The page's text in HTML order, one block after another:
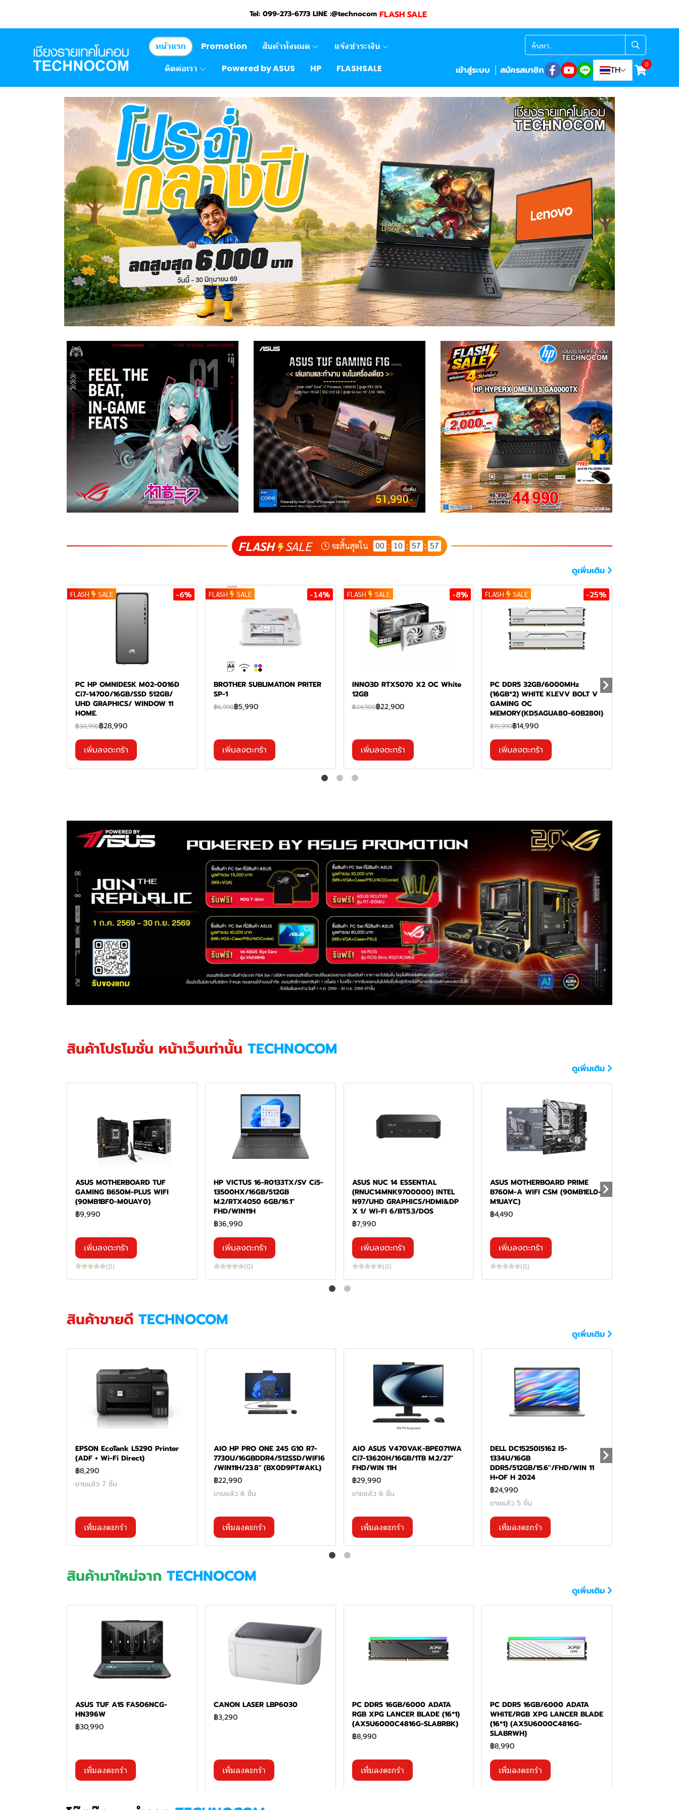
Tel: 099-273-6773 LINE :@technocom FLASH SALE
หน้าแรก Promotion สินค้าทั้งหมด
แจ้งชำระเงิน
ติดต่อเรา
Powered by ASUS HP FLASHSALE เข้าสู่ระบบ สมัครสมาชิก TH 0
FLASH SALE จะสิ้นสุดใน 00 : 10 : 57 : 56
ดูเพิ่มเติม
FLASH SALE -6%
PC HP OMNIDESK M02-0016D
Ci7-14700/16GB/SSD 512GB/
UHD GRAPHICS/ WINDOW 11
HOME.
฿30,990฿28,990
เพิ่มลงตะกร้า
FLASH SALE -14%
BROTHER SUBLIMATION PRITER
SP-1
฿6,990฿5,990
เพิ่มลงตะกร้า
FLASH SALE -8%
INNO3D RTX5070 X2 OC White
12GB
฿24,900฿22,900
เพิ่มลงตะกร้า
FLASH SALE -25%
PC DDR5 32GB/6000MHz
(16GB*2) WHITE KLEVV BOLT V
GAMING OC
MEMORY(KD5AGUA80-60B280I)
฿19,990฿14,990
เพิ่มลงตะกร้า
สินค้าโปรโมชั่น หน้าเว็บเท่านั้น TECHNOCOM
ดูเพิ่มเติม
ASUS MOTHERBOARD TUF
GAMING B650M-PLUS WIFI
(90MB1BF0-M0UAY0)
฿9,990
เพิ่มลงตะกร้า
(0)
HP VICTUS 16-R0133TX/SV Ci5-
13500HX/16GB/512GB
M.2/RTX4050 6GB/16.1"
FHD/WIN11H
฿36,990
เพิ่มลงตะกร้า
(0)
ASUS NUC 14 ESSENTIAL
(RNUC14MNK9700000) INTEL
N97/UHD GRAPHICS/HDMI&DP
X 1/ WI-FI 6/BT5.3/DOS
฿7,990
เพิ่มลงตะกร้า
(0)
ASUS MOTHERBOARD PRIME
B760M-A WIFI CSM (90MB1EL0-
M1UAYC)
฿4,490
เพิ่มลงตะกร้า
(0)
สินค้าขายดี TECHNOCOM
ดูเพิ่มเติม
EPSON EcoTank L5290 Printer
(ADF + Wi-Fi Direct)
฿8,290
ขายแล้ว 7 ชิ้น
เพิ่มลงตะกร้า
AIO HP PRO ONE 245 G10 R7-
7730U/16GBDDR4/512SSD/WIFI6
/WIN11H/23.8" (BX0D9PT#AKL)
฿22,990
ขายแล้ว 6 ชิ้น
เพิ่มลงตะกร้า
AIO ASUS V470VAK-BPE071WA
Ci7-13620H/16GB/1TB M.2/27"
FHD/WIN 11H
฿29,990
ขายแล้ว 6 ชิ้น
เพิ่มลงตะกร้า
DELL DC15250I5162 I5-
1334U/16GB
DDR5/512GB/15.6''/FHD/WIN 11
H+OF H 2024
฿24,990
ขายแล้ว 5 ชิ้น
เพิ่มลงตะกร้า
สินค้ามาใหม่จาก TECHNOCOM
ดูเพิ่มเติม
ASUS TUF A15 FA506NCG-
HN396W
฿30,990
เพิ่มลงตะกร้า
CANON LASER LBP6030
฿3,290
เพิ่มลงตะกร้า
PC DDR5 16GB/6000 ADATA
RGB XPG LANCER BLADE (16*1)
(AX5U6000C4816G-SLABRBK)
฿8,990
เพิ่มลงตะกร้า
PC DDR5 16GB/6000 ADATA
WHITE/RGB XPG LANCER BLADE
(16*1) (AX5U6000C4816G-
SLABRWH)
฿8,990
เพิ่มลงตะกร้า